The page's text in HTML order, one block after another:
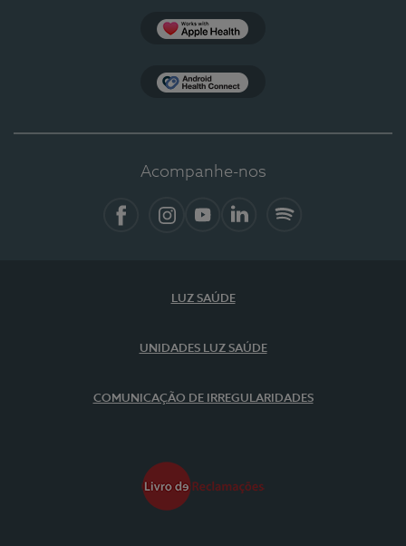
Acompanhe-nos
LUZ SAÚDE
UNIDADES LUZ SAÚDE
COMUNICAÇÃO DE IRREGULARIDADES